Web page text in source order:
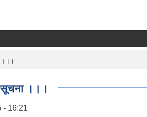
।।।
सूचना ।।।
- 16:21